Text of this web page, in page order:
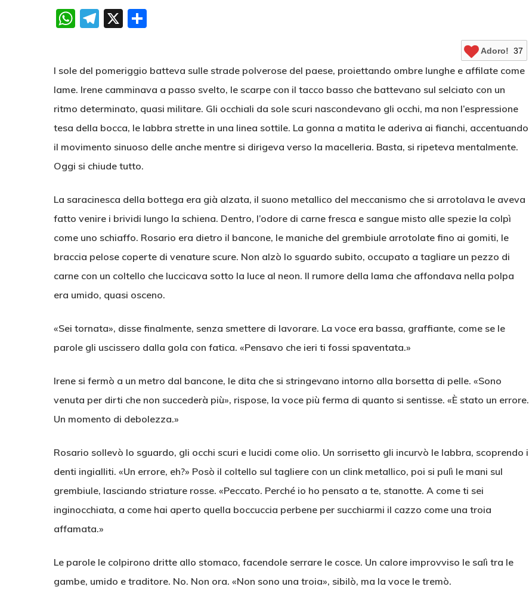
WhatsApp
Telegram
X
Adoro! 37
l sole del pomeriggio batteva sulle strade polverose del paese, proiettando ombre lunghe e affilate come
lame. Irene camminava a passo svelto, le scarpe con il tacco basso che battevano sul selciato con un
ritmo determinato, quasi militare. Gli occhiali da sole scuri nascondevano gli occhi, ma non l’espressione
tesa della bocca, le labbra strette in una linea sottile. La gonna a matita le aderiva ai fianchi, accentuando
il movimento sinuoso delle anche mentre si dirigeva verso la macelleria. Basta, si ripeteva mentalmente.
Oggi si chiude tutto.
La saracinesca della bottega era già alzata, il suono metallico del meccanismo che si arrotolava le aveva
fatto venire i brividi lungo la schiena. Dentro, l’odore di carne fresca e sangue misto alle spezie la colpì
come uno schiaffo. Rosario era dietro il bancone, le maniche del grembiule arrotolate fino ai gomiti, le
braccia pelose coperte di venature scure. Non alzò lo sguardo subito, occupato a tagliare un pezzo di
carne con un coltello che luccicava sotto la luce al neon. Il rumore della lama che affondava nella polpa
era umido, quasi osceno.
«Sei tornata», disse finalmente, senza smettere di lavorare. La voce era bassa, graffiante, come se le
parole gli uscissero dalla gola con fatica. «Pensavo che ieri ti fossi spaventata.»
Irene si fermò a un metro dal bancone, le dita che si stringevano intorno alla borsetta di pelle. «Sono
venuta per dirti che non succederà più», rispose, la voce più ferma di quanto si sentisse. «È stato un errore.
Un momento di debolezza.»
Rosario sollevò lo sguardo, gli occhi scuri e lucidi come olio. Un sorrisetto gli incurvò le labbra, scoprendo i
denti ingialliti. «Un errore, eh?» Posò il coltello sul tagliere con un clink metallico, poi si pulì le mani sul
grembiule, lasciando striature rosse. «Peccato. Perché io ho pensato a te, stanotte. A come ti sei
inginocchiata, a come hai aperto quella boccuccia perbene per succhiarmi il cazzo come una troia
affamata.»
Le parole le colpirono dritte allo stomaco, facendole serrare le cosce. Un calore improvviso le salì tra le
gambe, umido e traditore. No. Non ora. «Non sono una troia», sibilò, ma la voce le tremò.